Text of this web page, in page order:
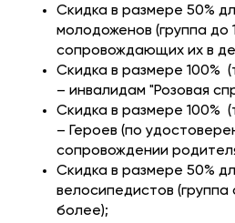
Скидка в размере 50%
молодоженов (группа до
сопровождающих их в
Скидка в размере 100%
– инвалидам "Розовая
Скидка в размере 100%
– Героев (по
сопровождении
Скидка в размере 50%
велосипедистов (группа
более);